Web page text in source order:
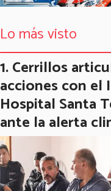
Lo más visto
Cerrillos
acciones con el
Hospital Santa
ante la alerta